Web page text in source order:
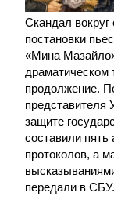
Скандал
постановки
«Мина
драматическом
продолжение.
представителя
защите
составили
протоколов, а
передали в СБУ.